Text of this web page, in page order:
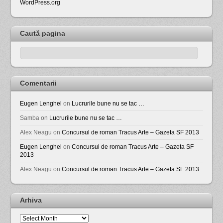
WordPress.org
Caută pagina
Comentarii
Eugen Lenghel on Lucrurile bune nu se tac …
Samba on Lucrurile bune nu se tac …
Alex Neagu onConcursul de roman Tracus Arte – Gazeta SF 2013
Eugen Lenghel onConcursul de roman Tracus Arte – Gazeta SF
2013
Alex Neagu onConcursul de roman Tracus Arte – Gazeta SF 2013
Arhiva
Arhiva